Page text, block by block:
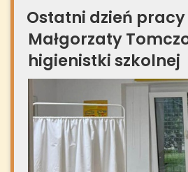
Ostatni dzień pracy
Małgorzaty
higienistki szkolnej